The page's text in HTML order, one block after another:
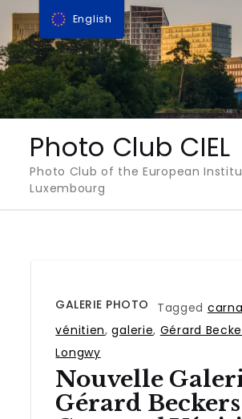
Skip
content
Photo Club CIEL
Photo Club of the European
Luxembourg
GALERIE PHOTO Tagged
vénitien,galerie, Gérard
Longwy
Nouvelle
Gérard
English